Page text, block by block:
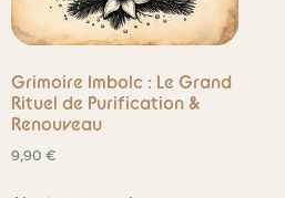
Grimoire Imbolc : Le Grand
Rituel de Purification &
Renouveau
9,90 €